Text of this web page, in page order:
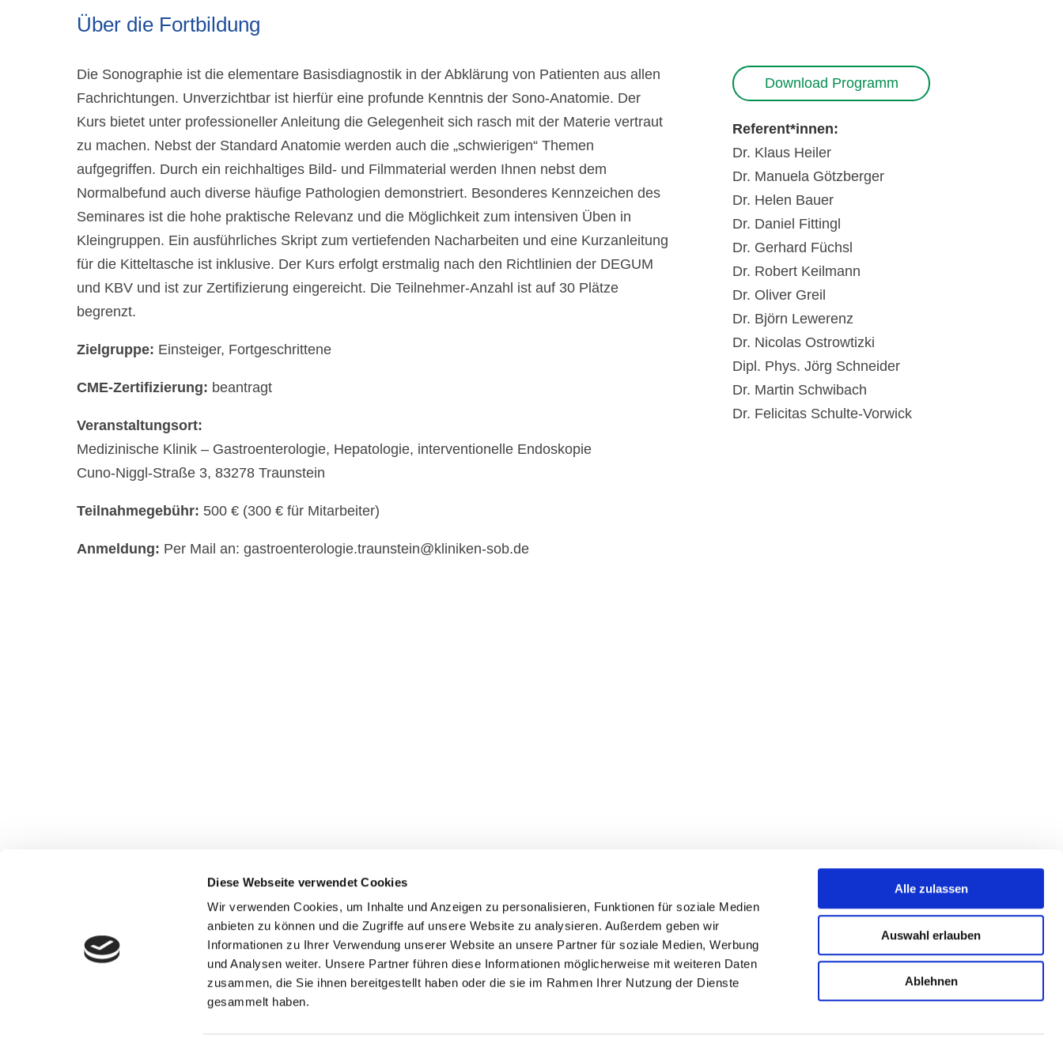
Diese Webseite verwendet Cookies
Wir verwenden Cookies, um Inhalte und Anzeigen zu personalisieren, Funktionen für soziale Medien
anbieten zu können und die Zugriffe auf unsere Website zu analysieren. Außerdem geben wir
Informationen zu Ihrer Verwendung unserer Website an unsere Partner für soziale Medien, Werbung
und Analysen weiter. Unsere Partner führen diese Informationen möglicherweise mit weiteren Daten
zusammen, die Sie ihnen bereitgestellt haben oder die sie im Rahmen Ihrer Nutzung der Dienste
gesammelt haben.
Alle zulassen
Auswahl erlauben
Ablehnen
Über die Fortbildung
Die Sonographie ist die elementare Basisdiagnostik in der Abklärung von Patienten aus allen
Fachrichtungen. Unverzichtbar ist hierfür eine profunde Kenntnis der Sono-Anatomie. Der
Kurs bietet unter professioneller Anleitung die Gelegenheit sich rasch mit der Materie vertraut
zu machen. Nebst der Standard Anatomie werden auch die „schwierigen“ Themen
aufgegriffen. Durch ein reichhaltiges Bild- und Filmmaterial werden Ihnen nebst dem
Normalbefund auch diverse häufige Pathologien demonstriert. Besonderes Kennzeichen des
Seminares ist die hohe praktische Relevanz und die Möglichkeit zum intensiven Üben in
Kleingruppen. Ein ausführliches Skript zum vertiefenden Nacharbeiten und eine Kurzanleitung
für die Kitteltasche ist inklusive. Der Kurs erfolgt erstmalig nach den Richtlinien der DEGUM
und KBV und ist zur Zertifizierung eingereicht. Die Teilnehmer-Anzahl ist auf 30 Plätze
begrenzt.
Zielgruppe: Einsteiger, Fortgeschrittene
CME-Zertifizierung: beantragt
Veranstaltungsort:
Medizinische Klinik – Gastroenterologie, Hepatologie, interventionelle Endoskopie
Cuno-Niggl-Straße 3, 83278 Traunstein
Teilnahmegebühr: 500 € (300 € für Mitarbeiter)
Anmeldung: Per Mail an: gastroenterologie.traunstein@kliniken-sob.de
Download Programm
Referent*innen:
Dr. Klaus Heiler
Dr. Manuela Götzberger
Dr. Helen Bauer
Dr. Daniel Fittingl
Dr. Gerhard Füchsl
Dr. Robert Keilmann
Dr. Oliver Greil
Dr. Björn Lewerenz
Dr. Nicolas Ostrowtizki
Dipl. Phys. Jörg Schneider
Dr. Martin Schwibach
Dr. Felicitas Schulte-Vorwick
Kontakt AGB Nutzungsbedingungen Datenschutz Cookie-Erklärung Impressum Bracco Group
Tel.: 07531 3631000
© 2026 – Bracco Imaging Deutschland GmbH